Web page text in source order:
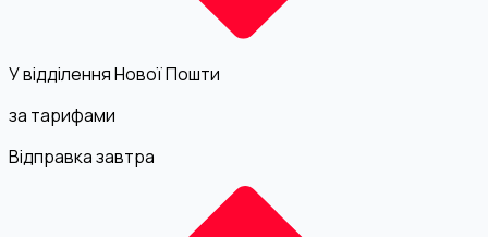
У відділення Нової Пошти
за тарифами
Відправка завтра